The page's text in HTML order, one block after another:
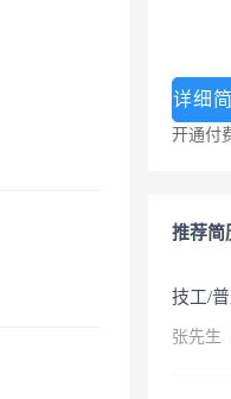
详细
开通付
推荐简
技工/
张先生